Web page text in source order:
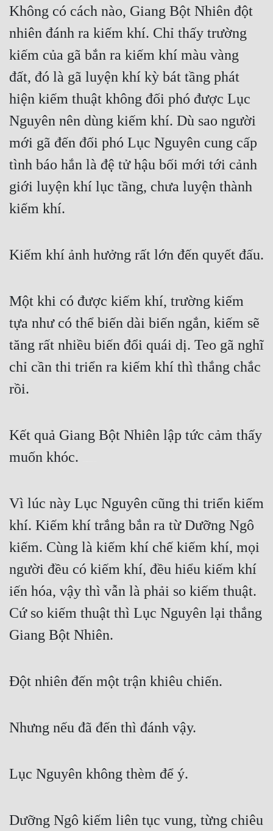
Không có cách nào, Giang Bột Nhiên đột
nhiên đánh ra kiếm khí. Chỉ thấy trường
kiếm của gã bắn ra kiếm khí màu vàng
đất, đó là gã luyện khí kỳ bát tầng phát
hiện kiếm thuật không đối phó được Lục
Nguyên nên dùng kiếm khí. Dù sao người
mới gã đến đối phó Lục Nguyên cung cấp
tình báo hắn là đệ tử hậu bối mới tới cảnh
giới luyện khí lục tầng, chưa luyện thành
kiếm khí.
Kiếm khí ảnh hưởng rất lớn đến quyết đấu.
Một khi có được kiếm khí, trường kiếm
tựa như có thể biến dài biến ngắn, kiếm sẽ
tăng rất nhiều biến đổi quái dị. Teo gã nghĩ
chỉ cần thi triển ra kiếm khí thì thắng chắc
rồi.
Kết quả Giang Bột Nhiên lập tức cảm thấy
muốn khóc.
Vì lúc này Lục Nguyên cũng thi triển kiếm
khí. Kiếm khí trắng bắn ra từ Dưỡng Ngô
kiếm. Cùng là kiếm khí chế kiếm khí, mọi
người đều có kiếm khí, đều hiểu kiếm khí
iến hóa, vậy thì vẫn là phải so kiếm thuật.
Cứ so kiếm thuật thì Lục Nguyên lại thắng
Giang Bột Nhiên.
Đột nhiên đến một trận khiêu chiến.
Nhưng nếu đã đến thì đánh vậy.
Lục Nguyên không thèm để ý.
Dưỡng Ngô kiếm liên tục vung, từng chiêu